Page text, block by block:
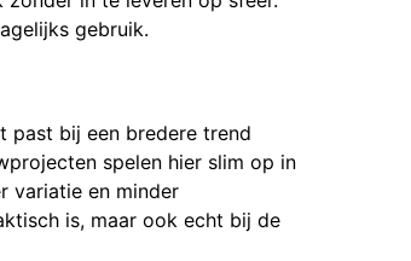
gebruik.
past bij een bredere trend
spelen hier slim op in
variatie en minder
is, maar ook echt bij de